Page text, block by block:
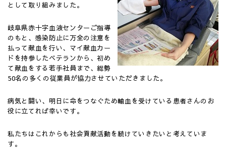
として取り組みました。
岐阜県赤十字血液センターご指導
のもと、感染防止に万全の注意を
払って献血を行い、マイ献血カー
ドを持参したベテランから、初め
て献血をする若手社員まで、総勢
50名の多くの従業員が協力させていただきました。
病気と闘い、明日に命をつなぐため輸血を受けている患者さんのお
役に立てれば幸いです。
私たちはこれからも社会貢献活動を続けていきたいと考えていま
す。